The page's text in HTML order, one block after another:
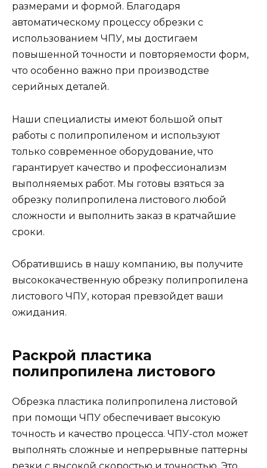
размерами и формой. Благодаря
автоматическому процессу обрезки с
использованием ЧПУ, мы достигаем
повышенной точности и повторяемости форм,
что особенно важно при производстве
серийных деталей.
Наши специалисты имеют большой опыт
работы с полипропиленом и используют
только современное оборудование, что
гарантирует качество и профессионализм
выполняемых работ. Мы готовы взяться за
обрезку полипропилена листового любой
сложности и выполнить заказ в кратчайшие
сроки.
Обратившись в нашу компанию, вы получите
высококачественную обрезку полипропилена
листового ЧПУ, которая превзойдет ваши
ожидания.
Раскрой пластика
полипропилена листового
Обрезка пластика полипропилена листовой
при помощи ЧПУ обеспечивает высокую
точность и качество процесса. ЧПУ-стол может
выполнять сложные и непрерывные паттерны